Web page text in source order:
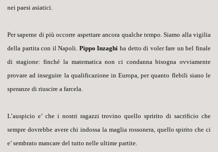
nei paesi asiatici.
Per saperne di più occorre aspettare ancora qualche tempo. Siamo alla vigilia
della partita con il Napoli. Pippo Inzaghi ha detto di voler fare un bel finale
di stagione: finché la matematica non ci condanna bisogna ovviamente
provare ad inseguire la qualificazione in Europa, per quanto flebili siano le
speranze di riuscire a farcela.
L’auspicio e’ che i nostri ragazzi trovino quello spririto di sacrificio che
sempre dovrebbe avere chi indossa la maglia rossonera, quello spirito che ci
e’ sembrato mancare del tutto nelle ultime partite.